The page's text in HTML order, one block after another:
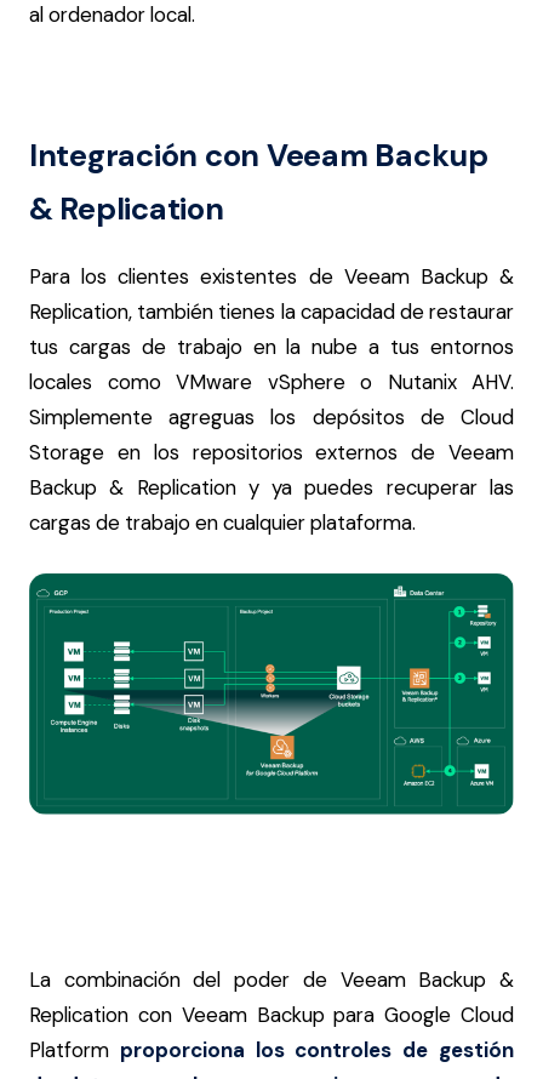
al ordenador local.
Integración con Veeam Backup
& Replication
Para los clientes existentes de Veeam Backup &
Replication, también tienes la capacidad de restaurar
tus cargas de trabajo en la nube a tus entornos
locales como VMware vSphere o Nutanix AHV.
Simplemente agreguas los depósitos de Cloud
Storage en los repositorios externos de Veeam
Backup & Replication y ya puedes recuperar las
cargas de trabajo en cualquier plataforma.
La combinación del poder de Veeam Backup &
Replication con Veeam Backup para Google Cloud
Platform proporciona los controles de gestión